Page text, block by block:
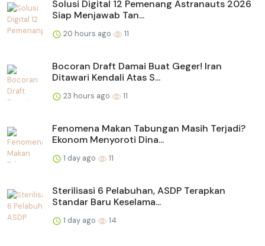
Solusi Digital 12 Pemenang Astranauts 2026
Siap Menjawab Tan...
20 hours ago 11
Bocoran Draft Damai Buat Geger! Iran
Ditawari Kendali Atas S...
23 hours ago 11
Fenomena Makan Tabungan Masih Terjadi?
Ekonom Menyoroti Dina...
1 day ago 11
Sterilisasi 6 Pelabuhan, ASDP Terapkan
Standar Baru Keselama...
1 day ago 14